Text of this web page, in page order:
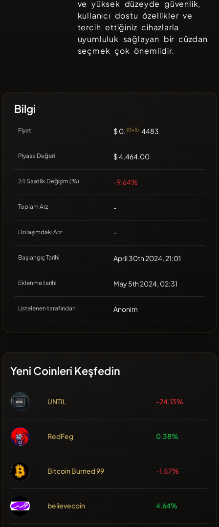
ve yüksek düzeyde güvenlik,
kullanıcı dostu özellikler ve
tercih ettiğiniz cihazlarla
uyumluluk sağlayan bir cüzdan
seçmek çok önemlidir.
Bilgi
Fiyat $ 0. (0x5) 4483
Piyasa Değeri $ 4,464.00
24 Saatlik Değişim (%) -9.64%
Toplam Arz -
Dolaşımdaki Arz -
Başlangıç Tarihi April 30th 2024, 21:01
Eklenme tarihi May 5th 2024, 02:31
Listelenen tarafından Anonim
Yeni Coinleri Keşfedin
UNTIL -24.13%
RedFeg 0.38%
Bitcoin Burned 99 -1.57%
believecoin 4.64%